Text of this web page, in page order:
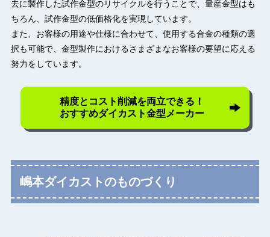
去に製作した試作金型のリサイクルを行うことで、量産金型はも
ちろん、試作金型の低価格化を実現しています。
また、お客様の用途や仕様に合わせて、使用する合金の種類の選
択も可能で、金型製作におけるさまざまなお客様の要望に応える
努力をしています。
精度とコスト削減を両立できる！
おすすめダイカスト金型メーカー
嶋本ダイカストのものづくり